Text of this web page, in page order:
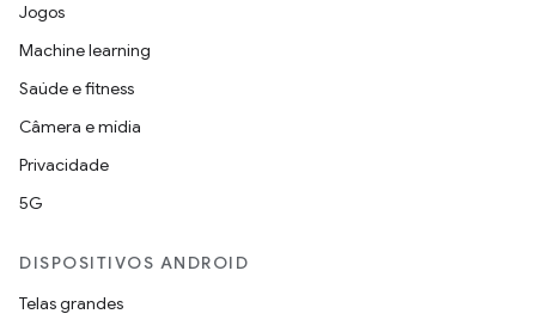
Jogos
Machine learning
Saúde e fitness
Câmera e mídia
Privacidade
5G
DISPOSITIVOS ANDROID
Telas grandes